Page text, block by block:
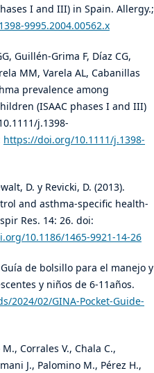
I and III) in Spain. Allergy.;
9995.2004.00562.x
Guillén-Grima F, Díaz CG,
MM, Varela AL, Cabanillas
prevalence among
(ISAAC phases I and III)
j.1398-
https://doi.org/10.1111/j.1398-
D. y Revicki, D. (2013).
and asthma-specific health-
Res. 14: 26. doi:
10.1186/1465-9921-14-26
de bolsillo para el manejo y
y niños de 6-11años.
2024/02/GINA-Pocket-Guide-
Corrales V., Chala C.,
J., Palomino M., Pérez H.,